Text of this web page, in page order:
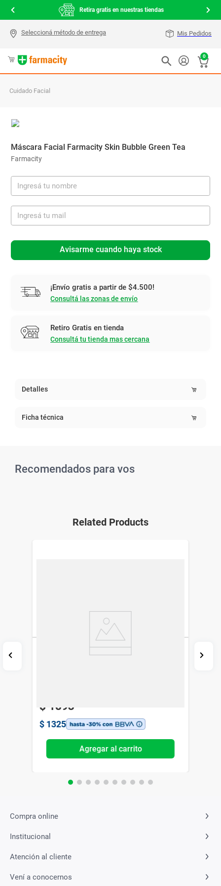
Retira gratis en nuestras tiendas
Mis Pedidos
0
Cuidado Facial
Máscara Facial Farmacity Skin Bubble Green Tea
Farmacity
Avisarme cuando haya stock
¡Envío gratis a partir de $4.500!
Consultá las zonas de envío
Retiro Gratis en tienda
Consultá tu tienda mas cercana
Detalles
Ficha técnica
Recomendados para vos
Related Products
$ 1893
$ 1325
Agregar al carrito
Compra online
Institucional
Atención al cliente
Vení a conocernos